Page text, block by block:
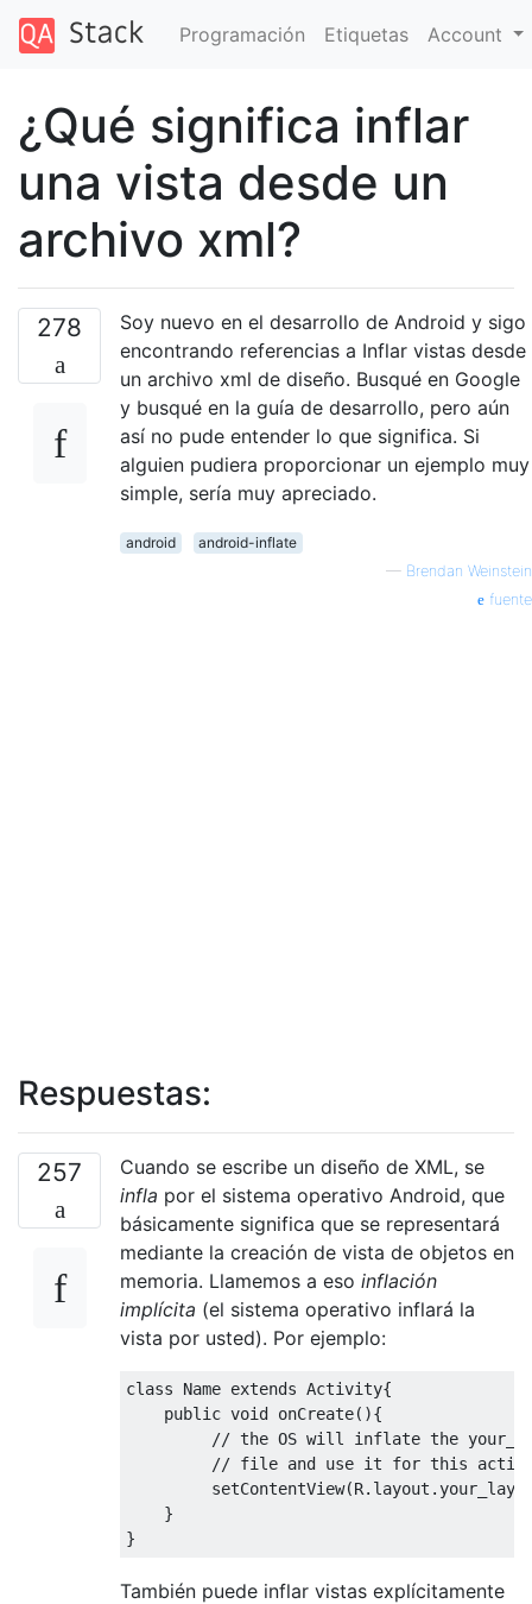
Programación Etiquetas Account
¿Qué significa inflar
una vista desde un
archivo xml?
278
Soy nuevo en el desarrollo de Android y sigo
encontrando referencias a Inflar vistas desde
un archivo xml de diseño. Busqué en Google
y busqué en la guía de desarrollo, pero aún
así no pude entender lo que significa. Si
alguien pudiera proporcionar un ejemplo muy
simple, sería muy apreciado.
android
android-inflate
— Brendan Weinstein
fuente
Respuestas:
257
Cuando se escribe un diseño de XML, se
infla por el sistema operativo Android, que
básicamente significa que se representará
mediante la creación de vista de objetos en
memoria. Llamemos a eso inflación
implícita (el sistema operativo inflará la
vista por usted). Por ejemplo:
class Name extends Activity{
public void onCreate(){
// the OS will inflate the
// file and use it for this
         setContentView
(R. layout .
}
}
También puede inflar vistas explícitamente